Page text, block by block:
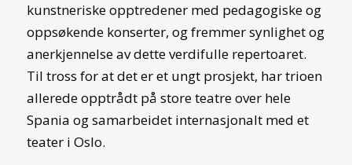
kunstneriske opptredener med pedagogiske og
oppsøkende konserter, og fremmer synlighet og
anerkjennelse av dette verdifulle repertoaret.
Til tross for at det er et ungt prosjekt, har trioen
allerede opptrådt på store teatre over hele
Spania og samarbeidet internasjonalt med et
teater i Oslo.